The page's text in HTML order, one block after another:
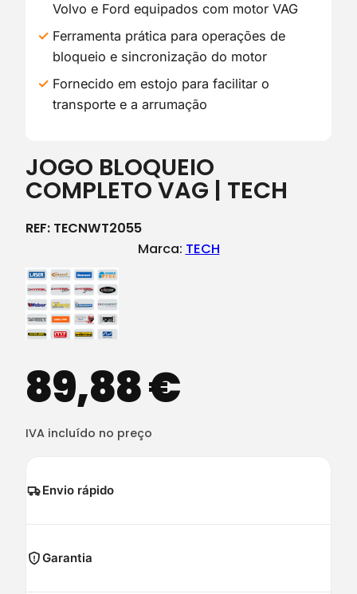
Volvo e Ford equipados com motor VAG
Ferramenta prática para operações de
bloqueio e sincronização do motor
Fornecido em estojo para facilitar o
transporte e a arrumação
JOGO BLOQUEIO
COMPLETO VAG | TECH
REF: TECNWT2055
Marca: TECH
89,88€
IVA incluído no preço
Envio rápido
Garantia